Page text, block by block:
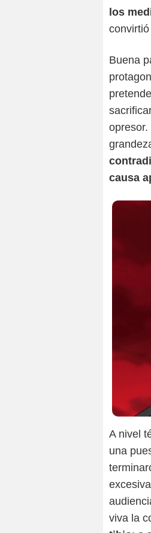
los
Buena
causa
A nivel
una
viva la